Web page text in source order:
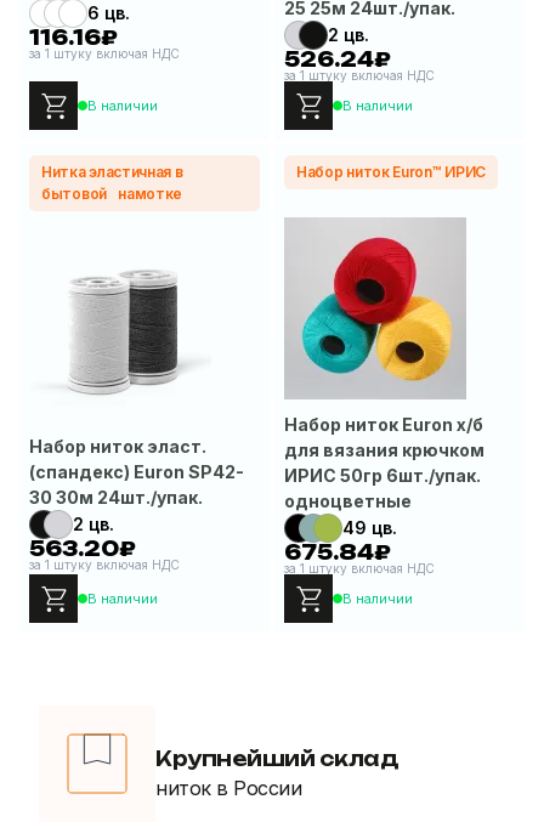
6 цв.
116.16₽
за 1 штуку включая НДС
В наличии
25 25м 24шт./упак.
2 цв.
526.24₽
за 1 штуку включая НДС
В наличии
Нитка эластичная в
бытовой намотке
Набор ниток эласт.
(спандекс) Euron SP42-
30 30м 24шт./упак.
2 цв.
563.20₽
за 1 штуку включая НДС
В наличии
Набор ниток Euron™ ИРИС
Набор ниток Euron х/б
для вязания крючком
ИРИС 50гр 6шт./упак.
одноцветные
49 цв.
675.84₽
за 1 штуку включая НДС
В наличии
Крупнейший склад
ниток в России